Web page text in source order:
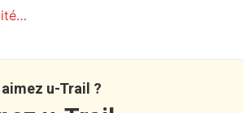
u-Trail ?